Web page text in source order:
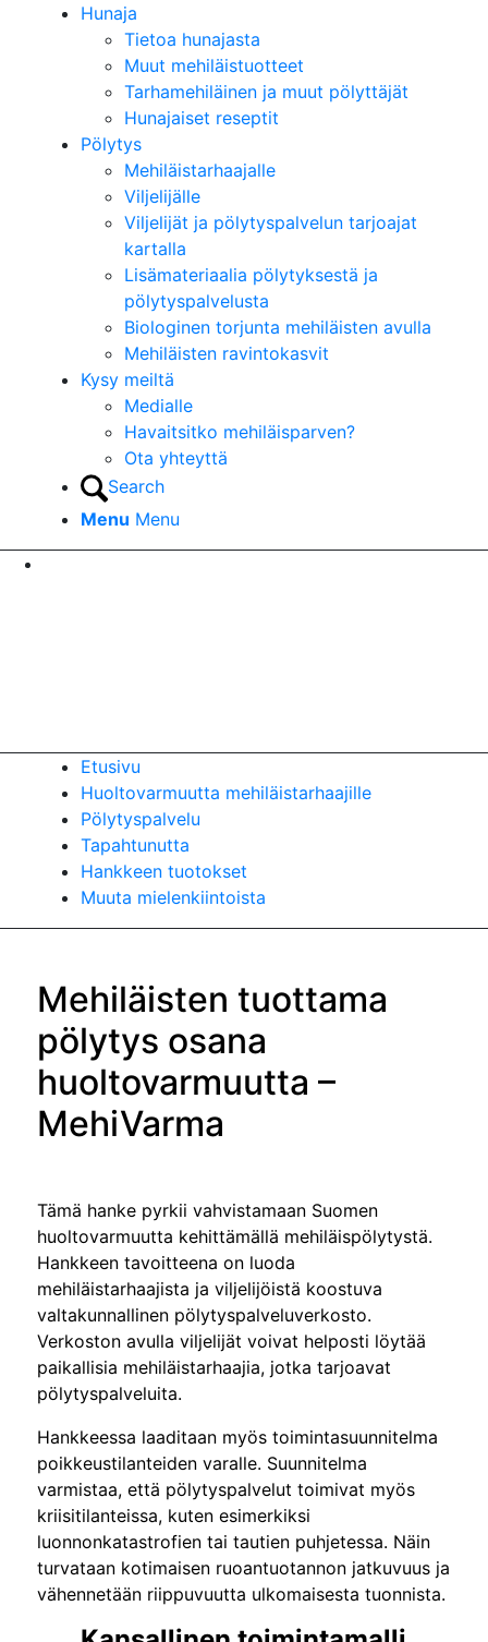
Hunaja
Tietoa hunajasta
Muut mehiläistuotteet
Tarhamehiläinen ja muut pölyttäjät
Hunajaiset reseptit
Pölytys
Mehiläistarhaajalle
Viljelijälle
Viljelijät ja pölytyspalvelun tarjoajat
kartalla
Lisämateriaalia pölytyksestä ja
pölytyspalvelusta
Biologinen torjunta mehiläisten avulla
Mehiläisten ravintokasvit
Kysy meiltä
Medialle
Havaitsitko mehiläisparven?
Ota yhteyttä
Search
Menu Menu
Etusivu
Huoltovarmuutta mehiläistarhaajille
Pölytyspalvelu
Tapahtunutta
Hankkeen tuotokset
Muuta mielenkiintoista
Mehiläisten tuottama
pölytys osana
huoltovarmuutta –
MehiVarma
Tämä hanke pyrkii vahvistamaan Suomen
huoltovarmuutta kehittämällä mehiläispölytystä.
Hankkeen tavoitteena on luoda
mehiläistarhaajista ja viljelijöistä koostuva
valtakunnallinen pölytyspalveluverkosto.
Verkoston avulla viljelijät voivat helposti löytää
paikallisia mehiläistarhaajia, jotka tarjoavat
pölytyspalveluita.
Hankkeessa laaditaan myös toimintasuunnitelma
poikkeustilanteiden varalle. Suunnitelma
varmistaa, että pölytyspalvelut toimivat myös
kriisitilanteissa, kuten esimerkiksi
luonnonkatastrofien tai tautien puhjetessa. Näin
turvataan kotimaisen ruoantuotannon jatkuvuus ja
vähennetään riippuvuutta ulkomaisesta tuonnista.